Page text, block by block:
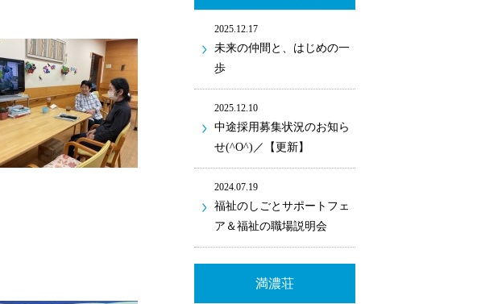
2025.12.17
未来の仲間と、はじめの一
歩
2025.12.10
中途採用募集状況のお知ら
せ(^O^)／【更新】
2024.07.19
福祉のしごとサポートフェ
ア＆福祉の職場説明会
満濃荘